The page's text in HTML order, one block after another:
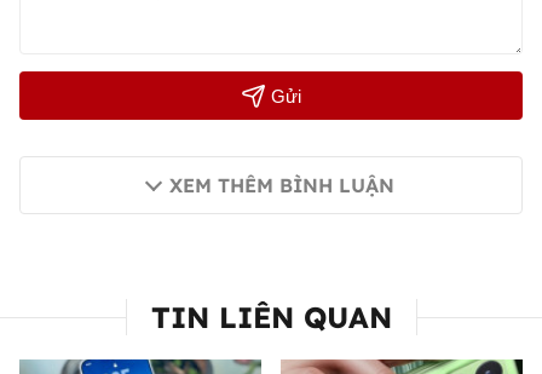
Gửi
XEM THÊM BÌNH LUẬN
TIN LIÊN QUAN